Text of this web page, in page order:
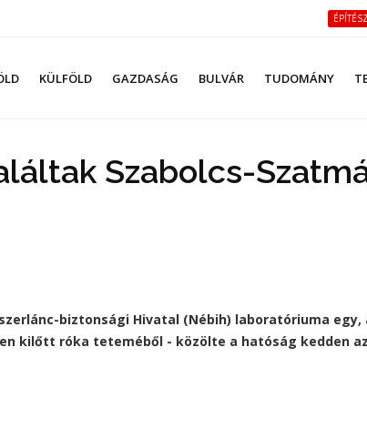
KÜLFÖLD GAZDASÁG BULVÁR TUDOMÁNY
Szabolcs-
biztonsági Hivatal (Nébih) laboratóriuma egy,
kilőtt róka teteméből - közölte a hatóság kedden